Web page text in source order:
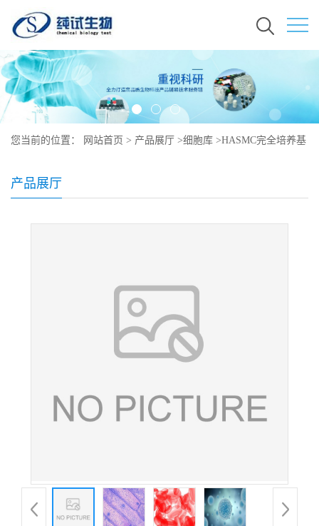
您当前的位置： 网站首页 > 产品展厅 >细胞库 >HASMC完全培养基
产品展厅